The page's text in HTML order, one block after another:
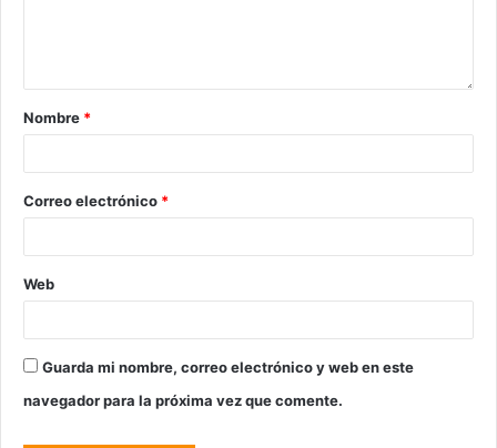
Nombre *
Correo electrónico *
Web
Guarda mi nombre, correo electrónico y web en este
navegador para la próxima vez que comente.